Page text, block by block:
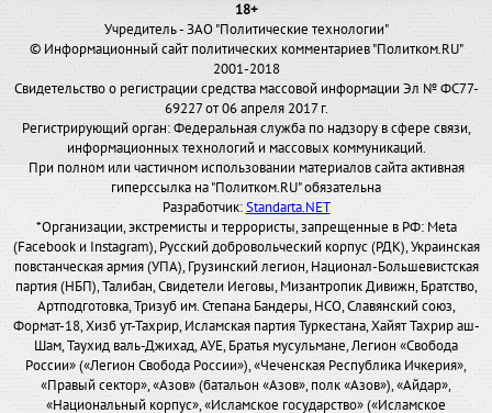
18+
Учредитель - ЗАО "Политические технологии"
© Информационный сайт политических комментариев "Политком.RU"
2001-2018
Свидетельство о регистрации средства массовой информации Эл № ФС77-
69227 от 06 апреля 2017 г.
Регистрирующий орган: Федеральная служба по надзору в сфере связи,
информационных технологий и массовых коммуникаций.
При полном или частичном использовании материалов сайта активная
гиперссылка на "Политком.RU" обязательна
Разработчик:Standarta.NET
*Организации, экстремисты и террористы, запрещенные в РФ: Meta
(Facebook и Instagram), Русский добровольческий корпус (РДК), Украинская
повстанческая армия (УПА), Грузинский легион, Национал-Большевистская
партия (НБП), Талибан, Свидетели Иеговы, Мизантропик Дивижн, Братство,
Артподготовка, Тризуб им. Степана Бандеры, НСО, Славянский союз,
Формат-18, Хизб ут-Тахрир, Исламская партия Туркестана, Хайят Тахрир аш-
Шам, Таухид валь-Джихад, АУЕ, Братья мусульмане, Легион «Свобода
России» («Легион Свобода России»), «Чеченская Республика Ичкерия»,
«Правый сектор», «Азов» (батальон «Азов», полк «Азов»), «Айдар»,
«Национальный корпус», «Исламское государство» («Исламское